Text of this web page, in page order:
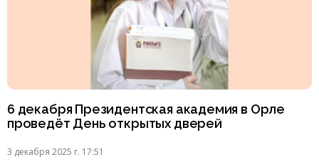
6 декабря Президентская академия в Орле
проведёт День открытых дверей
3 декабря 2025 г. 17:51